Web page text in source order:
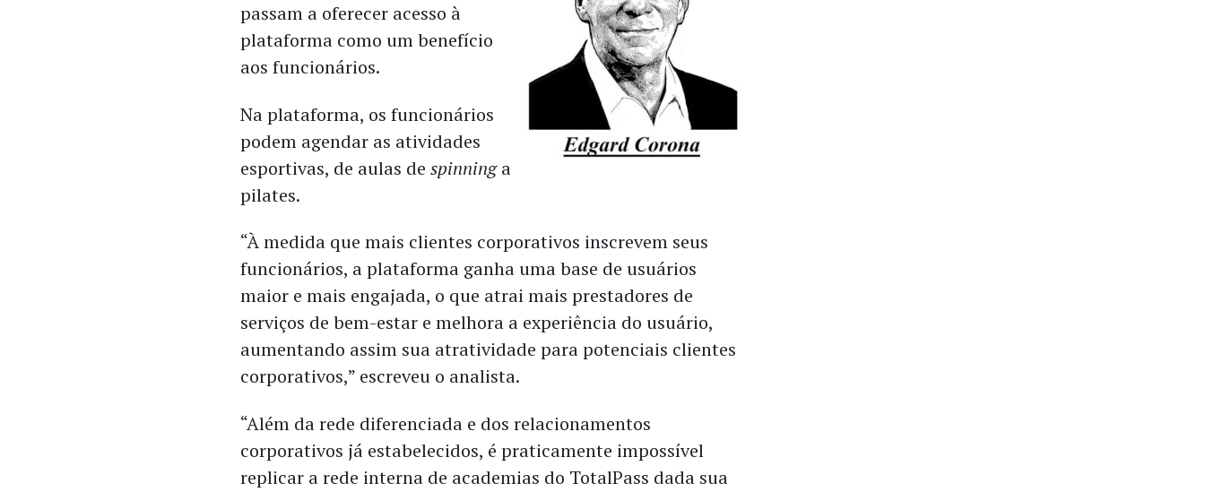
passam a oferecer acesso à
plataforma como um benefício
aos funcionários.
Na plataforma, os funcionários
podem agendar as atividades
esportivas, de aulas despinninga
pilates.
“À medida que mais clientes corporativos inscrevem seus
funcionários, a plataforma ganha uma base de usuários
maior e mais engajada, o que atrai mais prestadores de
serviços de bem-estar e melhora a experiência do usuário,
aumentando assim sua atratividade para potenciais clientes
corporativos,” escreveu o analista.
“Além da rede diferenciada e dos relacionamentos
corporativos já estabelecidos, é praticamente impossível
replicar a rede interna de academias do TotalPass dada sua